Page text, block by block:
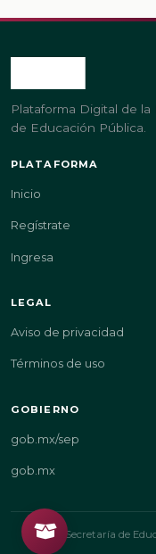
Plataforma Digital de
de Educación Pública.
PLATAFORMA
Inicio
Regístrate
Ingresa
LEGAL
Aviso de privacidad
Términos de uso
GOBIERNO
gob.mx/sep
gob.mx
© 2026 Secretaría de